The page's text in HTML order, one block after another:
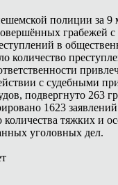
полиции за 9
грабежей
в
количество
с судебными
подвергнуто 263
1623
тяжких и
уголовных дел.